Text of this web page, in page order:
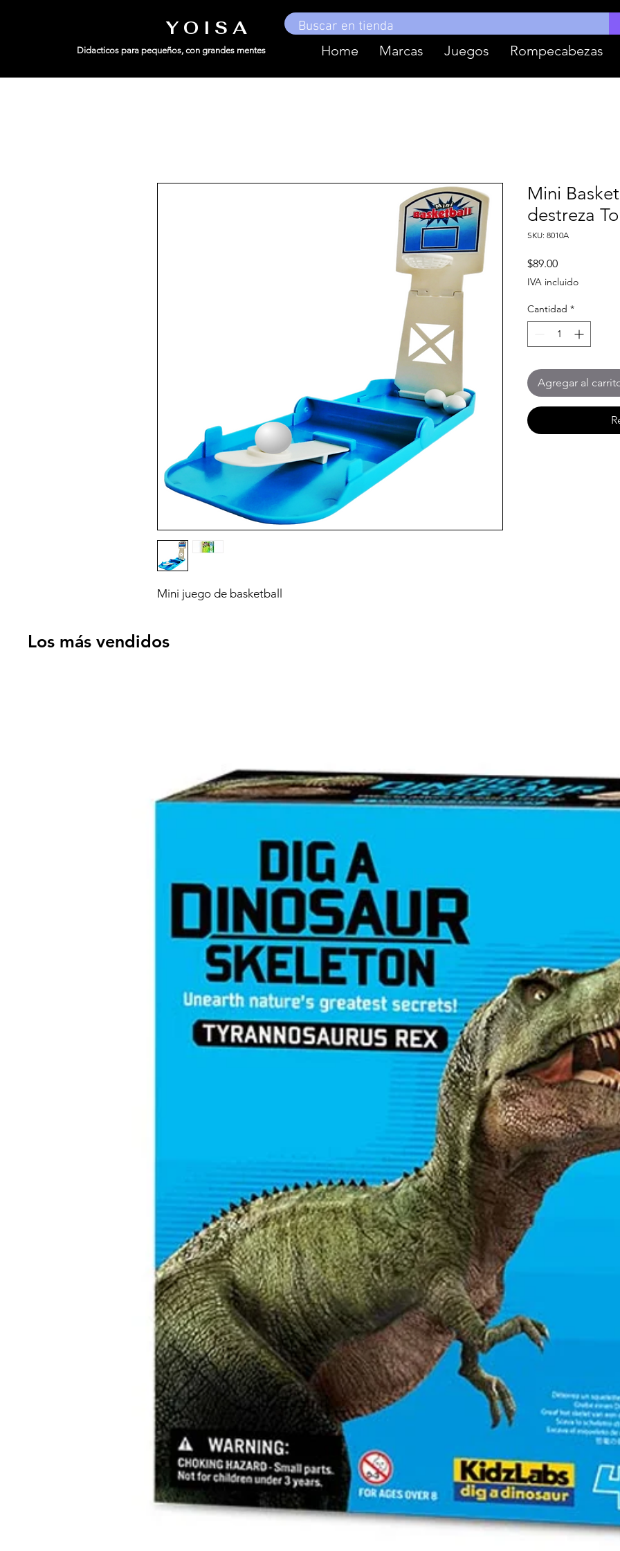
Y O I S A
Didacticos para pequeños, con grandes mentes Home Marcas Juegos Rompecabezas
Mini juego de basketball
Mini
destreza
SKU: 8010A
$89.00Precio
IVA incluido
Cantidad *
Agregar al
Los más vendidos